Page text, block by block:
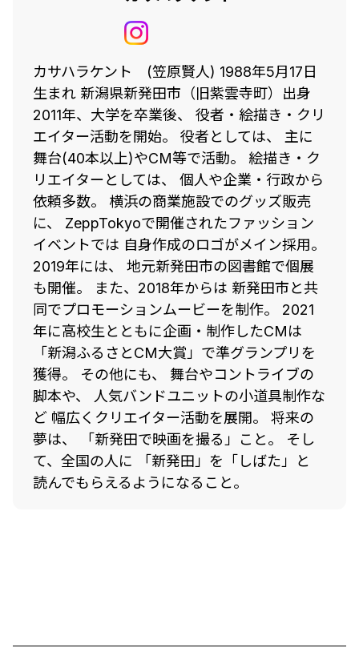
カサハラケント (笠原賢人) 1988年5月17日
生まれ 新潟県新発田市（旧紫雲寺町）出身
2011年、大学を卒業後、 役者・絵描き・クリ
エイター活動を開始。 役者としては、 主に
舞台(40本以上)やCM等で活動。 絵描き・ク
リエイターとしては、 個人や企業・行政から
依頼多数。 横浜の商業施設でのグッズ販売
に、 ZeppTokyoで開催されたファッション
イベントでは 自身作成のロゴがメイン採用。
2019年には、 地元新発田市の図書館で個展
も開催。 また、2018年からは 新発田市と共
同でプロモーションムービーを制作。 2021
年に高校生とともに企画・制作したCMは
「新潟ふるさとCM大賞」で準グランプリを
獲得。 その他にも、 舞台やコントライブの
脚本や、 人気バンドユニットの小道具制作な
ど 幅広くクリエイター活動を展開。 将来の
夢は、 「新発田で映画を撮る」こと。 そし
て、全国の人に 「新発田」を「しばた」と
読んでもらえるようになること。